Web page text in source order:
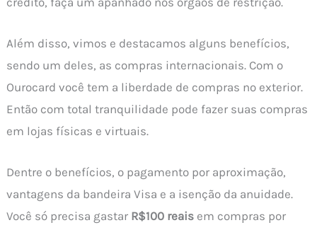
Além disso, vimos e destacamos alguns benefícios,
sendo um deles, as compras internacionais. Com o
Ourocard você tem a liberdade de compras no exterior.
Então com total tranquilidade pode fazer suas compras
em lojas físicas e virtuais.
Dentre o benefícios, o pagamento por aproximação,
vantagens da bandeira Visa e a isenção da anuidade.
Você só precisa gastar R$100 reais em compras por